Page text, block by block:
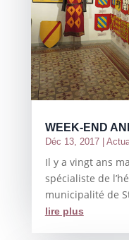
WEEK-END
Déc 13, 2017|
Il y a vingt ans
spécialiste de
municipalité de
lire plus